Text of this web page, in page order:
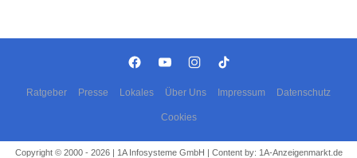
Ratgeber Presse Lokales Über Uns Impressum Datenschutz
Cookies
Copyright © 2000 - 2026 | 1A Infosysteme GmbH | Content by: 1A-Anzeigenmarkt.de